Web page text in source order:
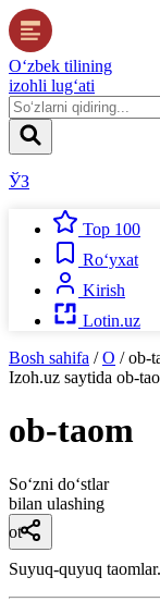
O‘zbek tilining
izohli lug‘ati
ЎЗ
Top 100
Ro‘yxat
Kirish
Lotin.uz
Bosh sahifa / O / ob-
Izoh.uz saytida ob-
ob-taom
So‘zni do‘stlar
bilan ulashing
ot
Suyuq-quyuq taomlar.